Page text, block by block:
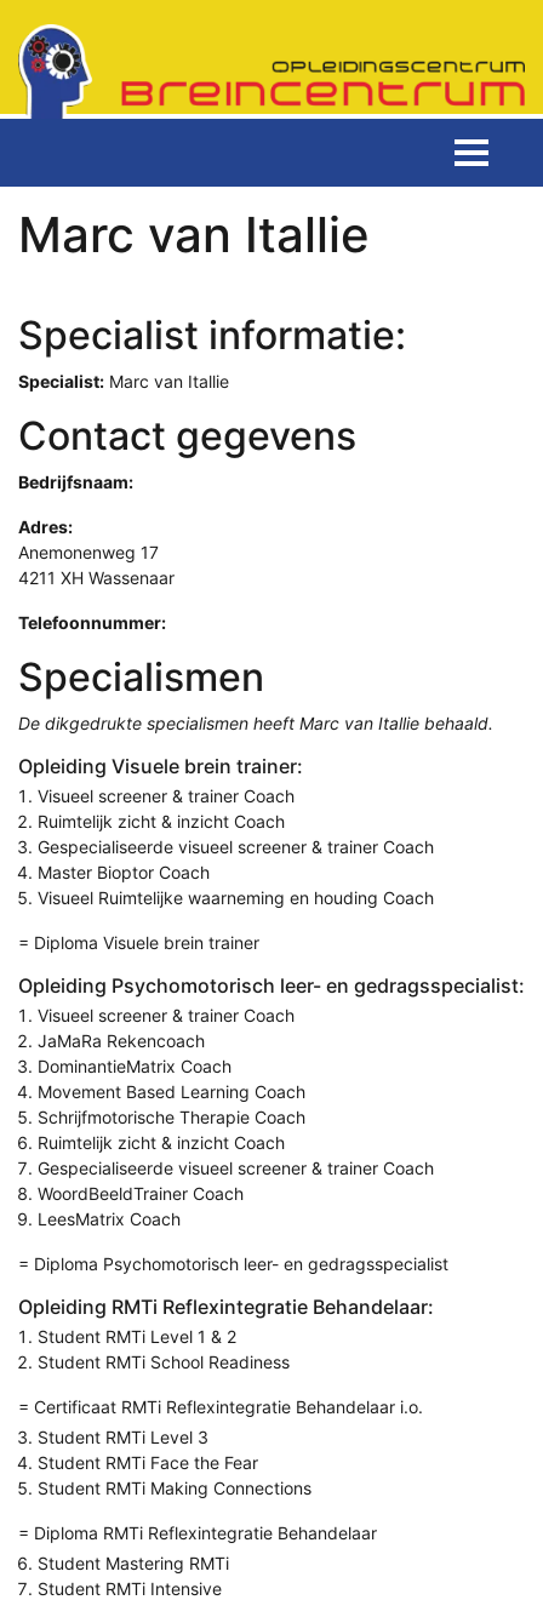
Marc van Itallie
Specialist informatie:
Specialist: Marc van Itallie
Contact gegevens
Bedrijfsnaam:
Adres:
Anemonenweg 17
4211 XH Wassenaar
Telefoonnummer:
Specialismen
De dikgedrukte specialismen heeft Marc van Itallie behaald.
Opleiding Visuele brein trainer:
Visueel screener & trainer Coach
Ruimtelijk zicht & inzicht Coach
Gespecialiseerde visueel screener & trainer Coach
Master Bioptor Coach
Visueel Ruimtelijke waarneming en houding Coach
= Diploma Visuele brein trainer
Opleiding Psychomotorisch leer- en gedragsspecialist:
Visueel screener & trainer Coach
JaMaRa Rekencoach
DominantieMatrix Coach
Movement Based Learning Coach
Schrijfmotorische Therapie Coach
Ruimtelijk zicht & inzicht Coach
Gespecialiseerde visueel screener & trainer Coach
WoordBeeldTrainer Coach
LeesMatrix Coach
= Diploma Psychomotorisch leer- en gedragsspecialist
Opleiding RMTi Reflexintegratie Behandelaar:
Student RMTi Level 1 & 2
Student RMTi School Readiness
= Certificaat RMTi Reflexintegratie Behandelaar i.o.
Student RMTi Level 3
Student RMTi Face the Fear
Student RMTi Making Connections
= Diploma RMTi Reflexintegratie Behandelaar
Student Mastering RMTi
Student RMTi Intensive